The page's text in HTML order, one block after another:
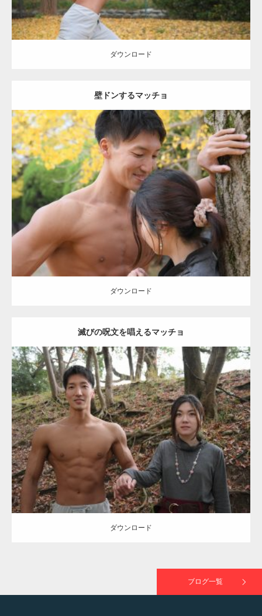
ダウンロード
壁ドンするマッチョ
Update: 2021.07.8
Category:公園のマッチョ その他 AKIHITO(細マッチョ) 大胸筋 肩 腹
筋
ダウンロード
ダウンロード
滅びの呪文を唱えるマッチョ
Update:2021.07.8
Category:公園のマッチョ その他 AKIHITO(細マッチョ) 大胸筋 腹筋
ダウンロード
ダウンロード
ブログ一覧
【YouTube】マッチョフリー素材メンバーが
ギネス世界記録…
【TV】TBS番組「ひるおび」にてマッスルプ
ラスが紹介されま…
TOKYO FMラジオ番組「ONE MORNING」
で紹介さ…
NHK「所さん！事件ですよ」に取材されまし
た（6/8放送）